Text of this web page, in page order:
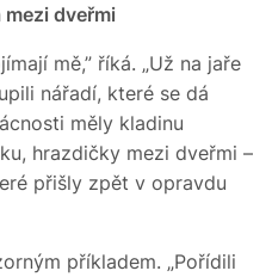
dveřmi
mě,” říká. „Už na jaře
nářadí, které se dá
měly kladinu
hrazdičky mezi dveřmi –
přišly zpět v opravdu
příkladem. „Pořídili